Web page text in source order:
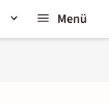
Menü